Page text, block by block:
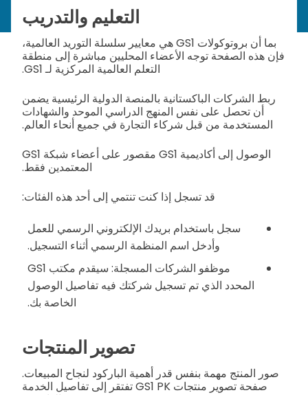
التعليم والتدريب
بما أن بروتوكولات GS1 هي معايير سلسلة التوريد العالمية،
فإن هذه الصفحة توجه الأعضاء المحليين مباشرة إلى منطقة
التعلم العالمية المركزية لـ GS1.
ربط الشركات الباكستانية بالمنصة الدولية الرئيسية يضمن
أن تحصل على نفس المنهج الدراسي الموحد والشهادات
المستخدمة من قبل شركاء التجارة في جميع أنحاء العالم.
الوصول إلى أكاديمية GS1 مقصور على أعضاء شبكة GS1
المعتمدين فقط.
قد تسجل إذا كنت تنتمي إلى أحد هذه الفئات:
سجل باستخدام بريدك الإلكتروني الرسمي للعمل
وأدخل اسم المنظمة الرسمي أثناء التسجيل.
موظفو الشركات المسجلة: سيقدم مكتب GS1
المحدد الذي تم تسجيل شركتك فيه تفاصيل الوصول
الخاصة بك.
تصوير المنتجات
صور المنتج مهمة بنفس قدر أهمية الباركود لنجاح المبيعات.
صفحة تصوير منتجات GS1 PK تفتقر إلى تفاصيل الخدمة